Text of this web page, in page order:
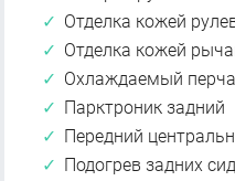
Отделка кожей
Отделка кожей
Охлаждаемый
Парктроник задний
Передний
Подогрев задних